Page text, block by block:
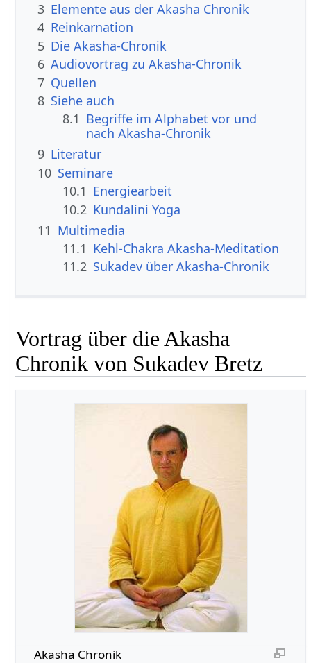
3 Elemente aus der Akasha Chronik
4 Reinkarnation
5 Die Akasha-Chronik
6 Audiovortrag zu Akasha-Chronik
7 Quellen
8 Siehe auch
8.1 Begriffe im Alphabet vor und
nach Akasha-Chronik
9 Literatur
10 Seminare
10.1 Energiearbeit
10.2 Kundalini Yoga
11 Multimedia
11.1 Kehl-Chakra Akasha-Meditation
11.2 Sukadev über Akasha-Chronik
Vortrag über die Akasha
Chronik von Sukadev Bretz
Akasha Chronik